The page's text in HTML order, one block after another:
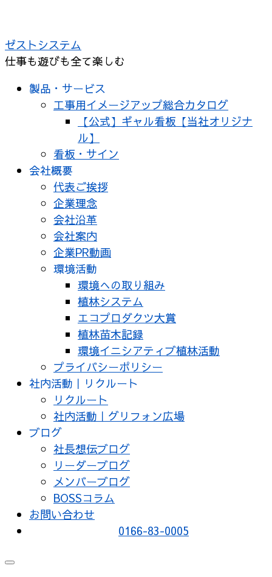
ゼストシステム
仕事も遊びも全て楽しむ
製品・サービス
工事用イメージアップ総合カタログ
【公式】ギャル看板【当社オリジナ
ル】
看板・サイン
会社概要
代表ご挨拶
企業理念
会社沿革
会社案内
企業PR動画
環境活動
環境への取り組み
植林システム
エコプロダクツ大賞
植林苗木記録
環境イニシアティブ植林活動
プライバシーポリシー
社内活動｜リクルート
リクルート
社内活動｜グリフォン広場
ブログ
社長想伝ブログ
リーダーブログ
メンバーブログ
BOSSコラム
お問い合わせ
0166-83-0005